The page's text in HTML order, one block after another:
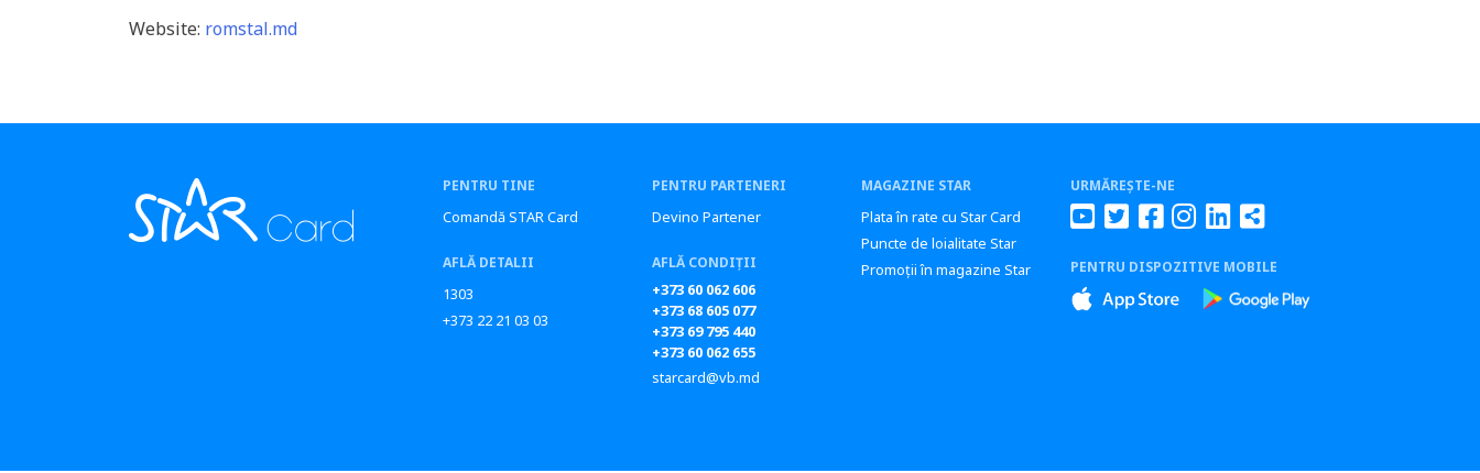
Website: romstal.md
PENTRU TINE
Comandă STAR Card
AFLĂ DETALII
1303
+373 22 21 03 03
PENTRU PARTENERI
Devino Partener
AFLĂ CONDIȚII
+373 60 062 606
+373 68 605 077
+373 69 795 440
+373 60 062 655
starcard@vb.md
MAGAZINE STAR
Plata în rate cu Star Card
Puncte de loialitate Star
Promoții în magazine Star
URMĂREȘTE-NE
PENTRU DISPOZITIVE MOBILE